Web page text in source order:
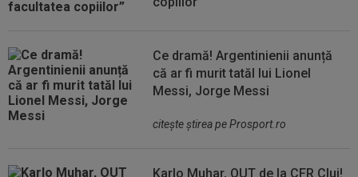
Ce dramă! Argentinienii anunță
că ar fi murit tatăl lui Lionel
Messi, Jorge Messi
citeşte ştirea pe Prosport.ro
Karlo Muhar, OUT de la CFR Cluj!